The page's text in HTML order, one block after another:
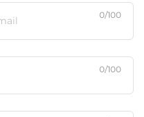
0/100
0/100